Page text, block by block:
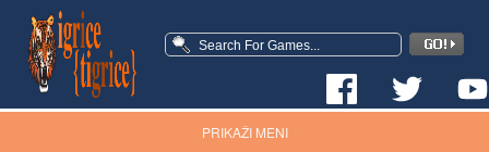
PRIKAŽI MENI